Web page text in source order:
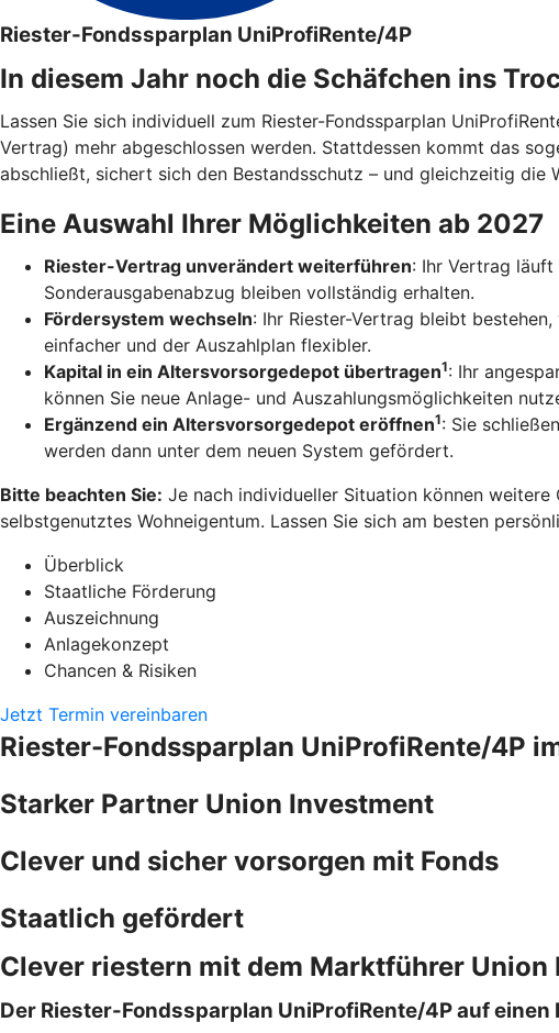
Riester-Fondssparplan UniProfiRente/4P
In diesem Jahr noch die Schäfchen ins
Lassen Sie sich individuell zum Riester-Fondssparplan
Vertrag) mehr abgeschlossen werden. Stattdessen kommt das
abschließt, sichert sich den Bestandsschutz – und gleichzeitig die
Eine Auswahl Ihrer Möglichkeiten ab 2027
Riester-Vertrag unverändert weiterführen: Ihr Vertrag
Sonderausgabenabzug bleiben vollständig erhalten.
Fördersystem wechseln: Ihr Riester-Vertrag bleibt
einfacher und der Auszahlplan flexibler.
Kapital in ein Altersvorsorgedepot übertragen1: Ihr
können Sie neue Anlage- und Auszahlungsmöglichkeiten
Ergänzend ein Altersvorsorgedepot eröffnen1: Sie
werden dann unter dem neuen System gefördert.
Bitte beachten Sie: Je nach individueller Situation können
selbstgenutztes Wohneigentum. Lassen Sie sich am besten
Überblick
Staatliche Förderung
Auszeichnung
Anlagekonzept
Chancen & Risiken
Jetzt Termin vereinbaren
Riester-Fondssparplan UniProfiRente/4P
Starker Partner Union Investment
Clever und sicher vorsorgen mit Fonds
Staatlich gefördert
Clever riestern mit dem Marktführer Union
Der Riester-Fondssparplan UniProfiRente/4P auf einen